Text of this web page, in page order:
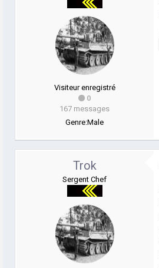
Visiteur enregistré
0
167 messages
Genre:Male
Trok
Sergent Chef